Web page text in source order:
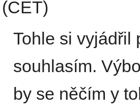
(CET)
Tohle si vyjádřil
souhlasím.
by se něčím y